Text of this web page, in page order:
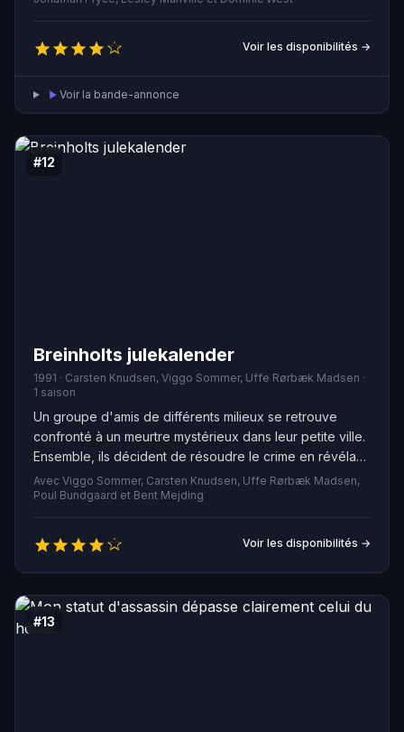
Voir les disponibilités →
Voir la bande-annonce
#12
Breinholts julekalender
1991 · Carsten Knudsen, Viggo Sommer, Uffe Rørbæk Madsen ·
1 saison
Un groupe d'amis de différents milieux se retrouve
confronté à un meurtre mystérieux dans leur petite ville.
Ensemble, ils décident de résoudre le crime en révélant
progressivement les secrets sombres de leur
communauté et en affrontant leurs propres démons
intérieurs. Entre trahisons, mensonges et révélations
choquantes, ils découvrent que la vérité peut être plus
destructrice que prévu.
Avec Viggo Sommer, Carsten Knudsen, Uffe Rørbæk Madsen,
Poul Bundgaard et Bent Mejding
Voir les disponibilités →
#13